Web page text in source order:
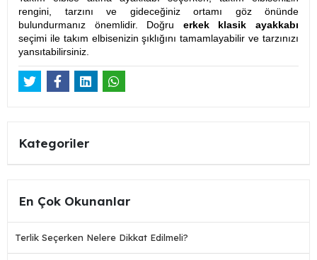
rengini, tarzını ve gideceğiniz ortamı göz önünde
bulundurmanız önemlidir. Doğru erkek klasik ayakkabı
seçimi ile takım elbisenizin şıklığını tamamlayabilir ve tarzınızı
yansıtabilirsiniz.
Kategoriler
En Çok Okunanlar
Terlik Seçerken Nelere Dikkat Edilmeli?